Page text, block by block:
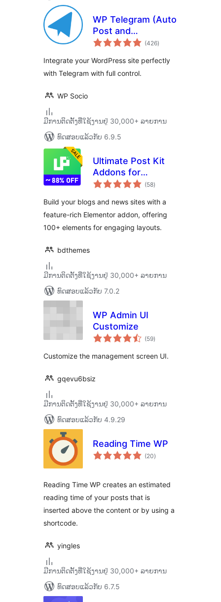
WP Telegram (Auto
Post and
Notifications)(426ຄະແນນ
ທັງໝົດ
)
Integrate your WordPress site perfectly
with Telegram with full control.
WP Socio
ມີການຕິດຕັ້ງທີ່ໃຊ້ງານຢູ່ 30,000+ ລາຍການ
ທົດສອບແລ້ວກັບ 6.9.5
Ultimate Post Kit
Addons for
Elementor
(58ຄະແນນ
ທັງໝົດ
)
Build your blogs and news sites with a
feature-rich Elementor addon, offering
100+ elements for engaging layouts.
bdthemes
ມີການຕິດຕັ້ງທີ່ໃຊ້ງານຢູ່ 30,000+ ລາຍການ
ທົດສອບແລ້ວກັບ 7.0.2
WP Admin UI
Customize
(59ຄະແນນ
ທັງໝົດ
)
Customize the management screen UI.
gqevu6bsiz
ມີການຕິດຕັ້ງທີ່ໃຊ້ງານຢູ່ 30,000+ ລາຍການ
ທົດສອບແລ້ວກັບ 4.9.29
Reading Time WP
(20ຄະແນນ
ທັງໝົດ
)
Reading Time WP creates an estimated
reading time of your posts that is
inserted above the content or by using a
shortcode.
yingles
ມີການຕິດຕັ້ງທີ່ໃຊ້ງານຢູ່ 30,000+ ລາຍການ
ທົດສອບແລ້ວກັບ 6.7.5